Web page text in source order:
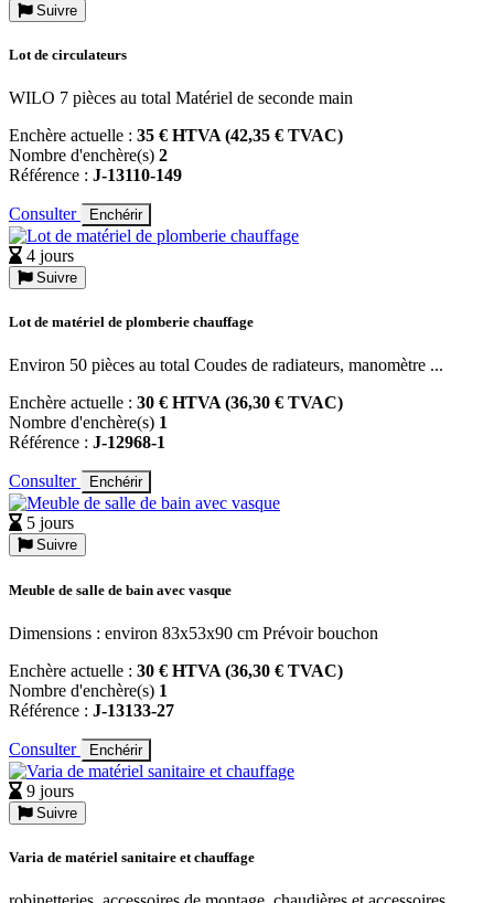
Suivre
Lot de circulateurs
WILO 7 pièces au total Matériel de seconde main
Enchère actuelle : 35 € HTVA (42,35 € TVAC)
Nombre d'enchère(s) 2
Référence : J-13110-149
Consulter Enchérir
4 jours
Suivre
Lot de matériel de plomberie chauffage
Environ 50 pièces au total Coudes de radiateurs, manomètre ...
Enchère actuelle : 30 € HTVA (36,30 € TVAC)
Nombre d'enchère(s) 1
Référence : J-12968-1
Consulter Enchérir
5 jours
Suivre
Meuble de salle de bain avec vasque
Dimensions : environ 83x53x90 cm Prévoir bouchon
Enchère actuelle : 30 € HTVA (36,30 € TVAC)
Nombre d'enchère(s) 1
Référence : J-13133-27
Consulter Enchérir
9 jours
Suivre
Varia de matériel sanitaire et chauffage